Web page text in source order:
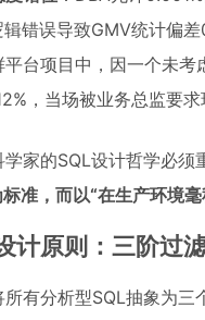
辑错误导致GMV统计偏
平台项目中，因一个未
，当场被业务总监要
家的SQL设计哲学必须
标准，而以“在生产环境
计原则：三阶
有分析型SQL抽象为